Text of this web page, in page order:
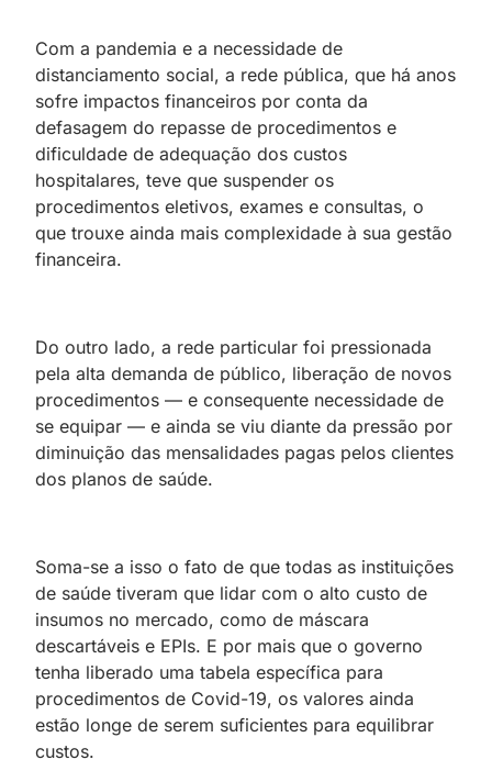
Com a pandemia e a necessidade de
distanciamento social, a rede pública, que há anos
sofre impactos financeiros por conta da
defasagem do repasse de procedimentos e
dificuldade de adequação dos custos
hospitalares, teve que suspender os
procedimentos eletivos, exames e consultas, o
que trouxe ainda mais complexidade à sua gestão
financeira.
Do outro lado, a rede particular foi pressionada
pela alta demanda de público, liberação de novos
procedimentos — e consequente necessidade de
se equipar — e ainda se viu diante da pressão por
diminuição das mensalidades pagas pelos clientes
dos planos de saúde.
Soma-se a isso o fato de que todas as instituições
de saúde tiveram que lidar com o alto custo de
insumos no mercado, como de máscara
descartáveis e EPIs. E por mais que o governo
tenha liberado uma tabela específica para
procedimentos de Covid-19, os valores ainda
estão longe de serem suficientes para equilibrar
custos.